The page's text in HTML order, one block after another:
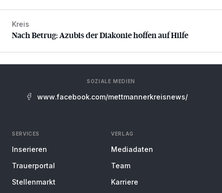
Nach Betrug: Azubis der Diakonie hoffen auf Hilfe
Kreis
Nach Betrug: Azubis der Diakonie hoffen auf Hilfe
SOZIALE MEDIEN
www.facebook.com/mettmannerkreisnews/
SERVICES
Inserieren
Trauerportal
Stellenmarkt
VERLAG
Mediadaten
Team
Karriere